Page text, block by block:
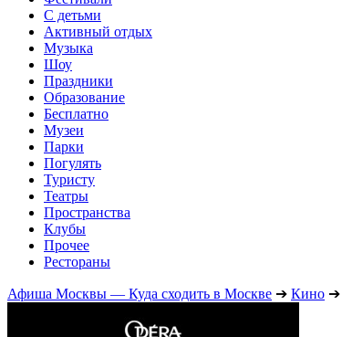
С детьми
Активный отдых
Музыка
Шоу
Праздники
Образование
Бесплатно
Музеи
Парки
Погулять
Туристу
Театры
Пространства
Клубы
Прочее
Рестораны
Афиша Москвы — Куда сходить в Москве ➔ Кино ➔